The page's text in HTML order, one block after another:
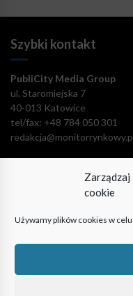
cookie
Używamy plików cookies w
Szybki kontakt
PubliCity Media Group
ul. Staromiejska 7
40-013 Katowice
tel/fax: +48 784 050 301